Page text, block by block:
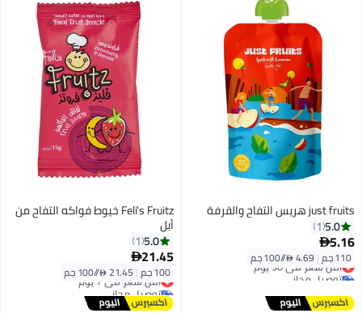
just fruits هريس التفاح والقرفة
5.0
1
5.16
110 جم |
أقل سعر في 30 يوم
توصيل مجاني
أقل سعر في 30 يوم
Feli's Fruitz خيوط فواكه التفاح من
أبل
5.0
1
21.45
100 جم |
أقل سعر في 7 يوم
توصيل مجاني
أقل سعر في 7 يوم